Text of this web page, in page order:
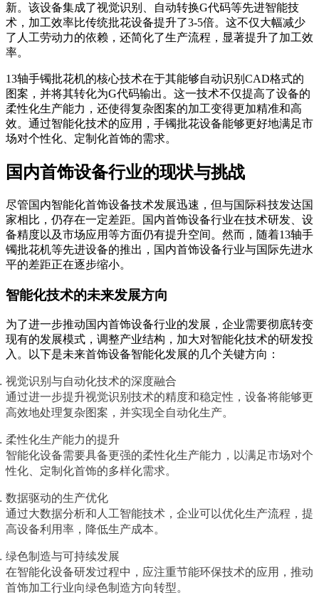
新。该设备集成了视觉识别、自动转换G代码等先进智能技
术，加工效率比传统批花设备提升了3-5倍。这不仅大幅减少
了人工劳动力的依赖，还简化了生产流程，显著提升了加工效
率。
13轴手镯批花机的核心技术在于其能够自动识别CAD格式的
图案，并将其转化为G代码输出。这一技术不仅提高了设备的
柔性化生产能力，还使得复杂图案的加工变得更加精准和高
效。通过智能化技术的应用，手镯批花设备能够更好地满足市
场对个性化、定制化首饰的需求。
国内首饰设备行业的现状与挑战
尽管国内智能化首饰设备技术发展迅速，但与国际科技发达国
家相比，仍存在一定差距。国内首饰设备行业在技术研发、设
备精度以及市场应用等方面仍有提升空间。然而，随着13轴手
镯批花机等先进设备的推出，国内首饰设备行业与国际先进水
平的差距正在逐步缩小。
智能化技术的未来发展方向
为了进一步推动国内首饰设备行业的发展，企业需要彻底转变
现有的发展模式，调整产业结构，加大对智能化技术的研发投
入。以下是未来首饰设备智能化发展的几个关键方向：
视觉识别与自动化技术的深度融合
通过进一步提升视觉识别技术的精度和稳定性，设备将能够更
高效地处理复杂图案，并实现全自动化生产。
柔性化生产能力的提升
智能化设备需要具备更强的柔性化生产能力，以满足市场对个
性化、定制化首饰的多样化需求。
数据驱动的生产优化
通过大数据分析和人工智能技术，企业可以优化生产流程，提
高设备利用率，降低生产成本。
绿色制造与可持续发展
在智能化设备研发过程中，应注重节能环保技术的应用，推动
首饰加工行业向绿色制造方向转型。